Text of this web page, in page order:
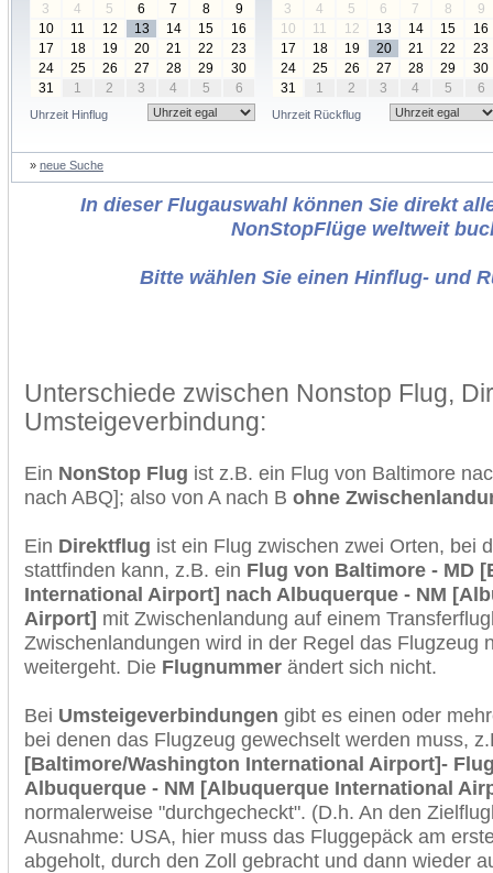
3
4 5 6 7 8
9
10
11 12 13 14 15
16
17
18 19 20 21 22
23
24
25 26 27 28 29
30
31
1 2 3 4 5 6
Uhrzeit Hinflug
3
4 5 6 7 8
9
10
11 12 13 14 15
16
17
18 19 20 21 22
23
24
25 26 27 28 29
30
31
1 2 3 4 5 6
Uhrzeit Rückflug
» neue Suche
In dieser Flugauswahl können Sie direkt
NonStopFlüge weltweit
Bitte wählen Sie einen Hinflug- und
Unterschiede zwischen Nonstop Flug,
Umsteigeverbindung:
Ein NonStop Flug ist z.B. ein Flug von Baltimore
nach ABQ]; also von A nach B ohne
Ein Direktflug ist ein Flug zwischen zwei Orten, bei
stattfinden kann, z.B. ein Flug von Baltimore - MD
International Airport] nach Albuquerque - NM
Airport] mit Zwischenlandung auf einem
Zwischenlandungen wird in der Regel das Flugzeug
weitergeht. Die Flugnummer ändert sich nicht.
Bei Umsteigeverbindungen gibt es einen oder
bei denen das Flugzeug gewechselt werden muss,
[Baltimore/Washington International Airport]-
Albuquerque - NM [Albuquerque International
normalerweise "durchgecheckt". (D.h. An den
Ausnahme: USA, hier muss das Fluggepäck am
abgeholt, durch den Zoll gebracht und dann wieder